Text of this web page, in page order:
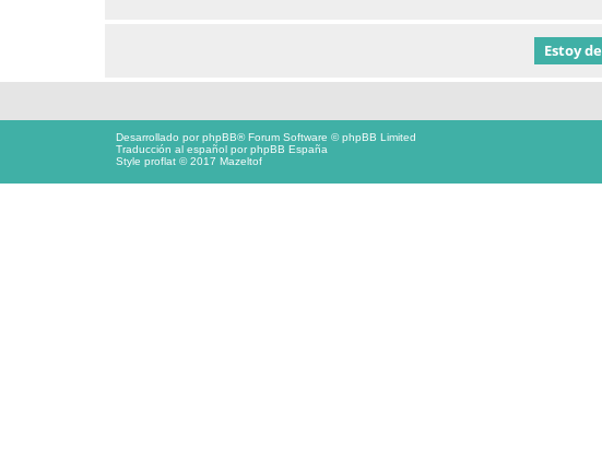
Desarrollado porphpBB® Forum Software © phpBB Limited
Traducción al español porphpBB España
Style proflat © 2017 Mazeltof